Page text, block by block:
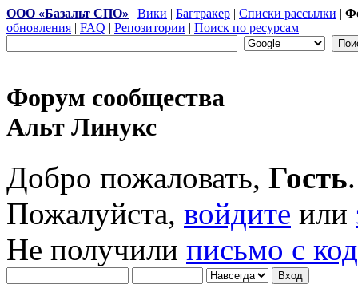
ООО «Базальт СПО» | Вики | Багтракер | Списки рассылки |
обновления | FAQ | Репозитории | Поиск по ресурсам
Форум сообщества
Альт Линукс
Добро пожаловать, Гость.
Пожалуйста, войдите или
Не получили письмо с